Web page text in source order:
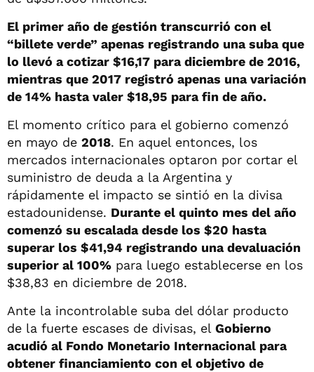
El primer año de gestión transcurrió con el
“billete verde” apenas registrando una suba que
lo llevó a cotizar $16,17 para diciembre de 2016,
mientras que 2017 registró apenas una variación
de 14% hasta valer $18,95 para fin de año.
El momento crítico para el gobierno comenzó
en mayo de 2018. En aquel entonces, los
mercados internacionales optaron por cortar el
suministro de deuda a la Argentina y
rápidamente el impacto se sintió en la divisa
estadounidense. Durante el quinto mes del año
comenzó su escalada desde los $20 hasta
superar los $41,94 registrando una devaluación
superior al 100% para luego establecerse en los
$38,83 en diciembre de 2018.
Ante la incontrolable suba del dólar producto
de la fuerte escases de divisas, el Gobierno
acudió al Fondo Monetario Internacional para
obtener financiamiento con el objetivo de